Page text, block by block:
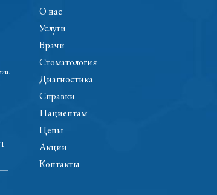
О нас
Услуги
Врачи
Стоматология
Диагностика
Справки
Пациентам
Цены
Акции
Контакты